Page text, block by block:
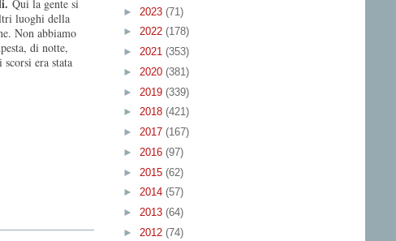
Qui la gente si
luoghi della
Non abbiamo
di notte,
era stata
► 2023 (71)
► 2022 (178)
► 2021 (353)
► 2020 (381)
► 2019 (339)
► 2018 (421)
► 2017 (167)
► 2016 (97)
► 2015 (62)
► 2014 (57)
► 2013 (64)
► 2012 (74)